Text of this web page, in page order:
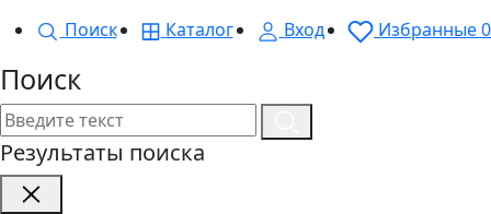
Поиск
Каталог Вход Избранные0
Поиск
Результаты поиска